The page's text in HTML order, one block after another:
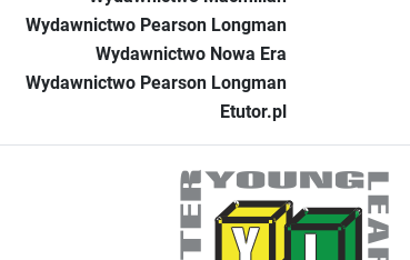
Wydawnictwo Pearson Longman
Wydawnictwo Nowa Era
Wydawnictwo Pearson Longman
Etutor.pl